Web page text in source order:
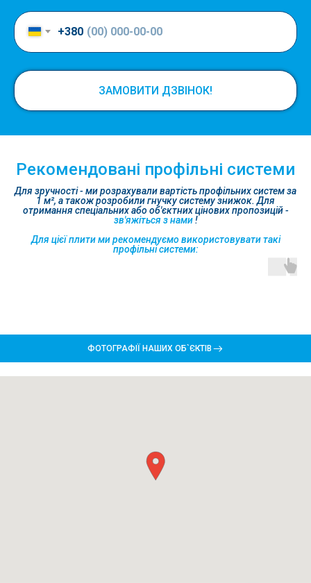
+380
ЗАМОВИТИ ДЗВІНОК!
Рекомендовані профільні системи
Для зручності - ми розрахували вартість профільних систем за
1 м², а також розробили гнучку систему знижок. Для
отримання спеціальних або об'єктних цінових пропозицій -
зв'яжіться з нами !
Для цієї плити ми рекомендуємо використовувати такі
профільні системи:
ФОТОГРАФІЇ НАШИХ ОБ`ЄКТІВ